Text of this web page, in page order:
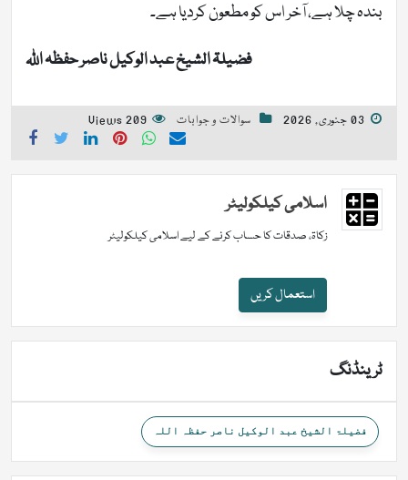
بندہ چلا ہے، آخر اس کو مطعون کردیا ہے۔
فضیلۃ الشیخ عبد الوکیل ناصر حفظہ اللہ
03 جنوری, 2026 سوالات و جوابات 209 Views
اسلامی کیلکولیٹر
زکاۃ، صدقات کا حساب کرنے کے لیے اسلامی کیلکولیٹر
استعمال کریں
ٹرینڈنگ
فضیلۃ الشیخ عبد الوکیل ناصر حفظہ اللہ